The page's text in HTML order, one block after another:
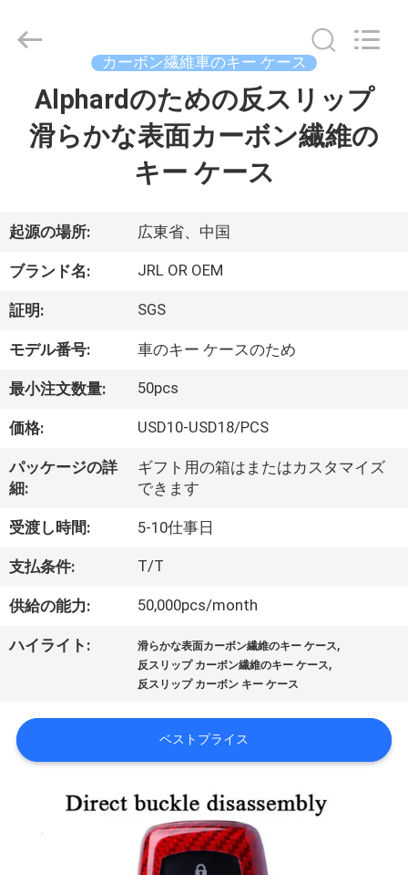
動
画
VR
シ
ョ
ー
私
た
ち
に
し
て
2026
Shenzhen
Reserved.
カーボン繊維車のキー ケース
Alphardのための反スリップ
滑らかな表面カーボン繊維の
キー ケース
起源の場所: 広東省、中国
ブランド名: JRL OR OEM
証明: SGS
モデル番号: 車のキー ケースのため
最小注文数量: 50pcs
価格: USD10-USD18/PCS
パッケージの詳
細:
ギフト用の箱はまたはカスタマイズ
できます
受渡し時間: 5-10仕事日
支払条件: T/T
供給の能力: 50,000pcs/month
ハイライト: 滑らかな表面カーボン繊維のキー ケース,
反スリップ カーボン繊維のキー ケース,
反スリップ カーボン キー ケース
ベストプライス